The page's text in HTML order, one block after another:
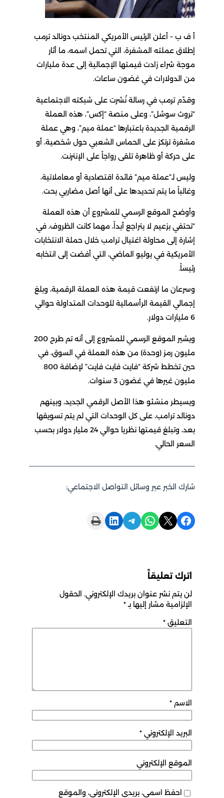
أ ف ب – أعلن الرئيس الأمريكي المنتخب دونالد ترمب
إطلاق عملته المشفرة، التي تحمل اسمه، ما أثار
موجة شراء زادت قيمتها الإجمالية إلى عدة مليارات
من الدولارات في غضون ساعات.
وقدّم ترمب في رسالة نُشرت على شبكته الاجتماعية
“تروث سوشل”، وعلى منصة “إكس”، هذه العملة
الرقمية الجديدة باعتبارها “عملة ميم”، وهي عملة
مشفرة ترتكز على الحماس الشعبي حول شخصية، أو
على حركة أو ظاهرة تلقى رواجاً على الإنترنت.
وليس لـ”عملة ميم” فائدة اقتصادية أو معاملاتية،
وغالباً ما يتم تحديدها على أنها أصل مضاربي بحت.
وأوضح الموقع الرسمي للمشروع أن هذه العملة
“تحتفي بزعيم لا يتراجع أبداً، مهما كانت الظروف، في
إشارة إلى محاولة اغتيال ترامب خلال حملة الانتخابات
الأمريكية في يوليو الماضي، التي أفضت إلى انتخابه
رئيساً.
وسرعان ما ارتفعت قيمة هذه العملة الرقمية، وبلغ
إجمالي القيمة الرأسمالية للوحدات المتداولة حوالي
6 مليارات دولار.
ويشير الموقع الرسمي للمشروع إلى أنه تم طرح 200
مليون رمز (وحدة) من هذه العملة في السوق، في
حين تخطط شركة “فايت فايت فايت” لإضافة 800
مليون غيرها في غضون 3 سنوات.
ويسيطر منشئو هذا الأصل الرقمي الجديد، وبينهم
دونالد ترامب، على كل الوحدات التي لم يتم تسويقها
بعد، وتبلغ قيمتها نظريا حوالي 24 مليار دولار بحسب
السعر الحالي.
شارك الخبر عبر وسائل التواصل الاجتماعي:
Share on Facebook
Share on X
Share on WhatsApp
Share on Telegram
Share on LinkedIn
Print this Page
اترك تعليقاً
لن يتم نشر عنوان بريدك الإلكتروني. الحقول
الإلزامية مشار إليها بـ*
التعليق *
الاسم *
البريد الإلكتروني *
الموقع الإلكتروني
احفظ اسمي، بريدي الإلكتروني، والموقع